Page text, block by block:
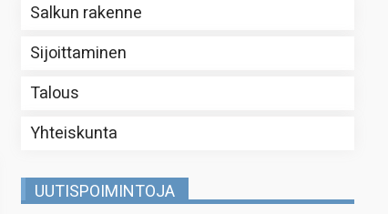
Salkun rakenne
Sijoittaminen
Talous
Yhteiskunta
UUTISPOIMINTOJA